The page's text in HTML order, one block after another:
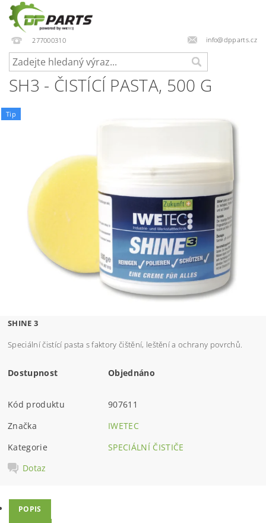
277000310 info@dpparts.cz
SH3 - ČISTÍCÍ PASTA, 500 G
Tip
SHINE 3
Speciální čistící pasta s faktory čištění, leštění a ochrany povrchů.
Dostupnost Objednáno
Kód produktu
907611
Značka
IWETEC
Kategorie
SPECIÁLNÍ ČISTIČE
Dotaz
POPIS